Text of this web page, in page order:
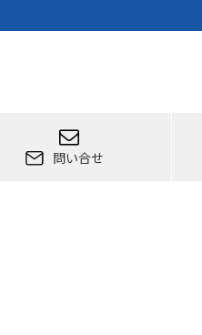
問い合せ